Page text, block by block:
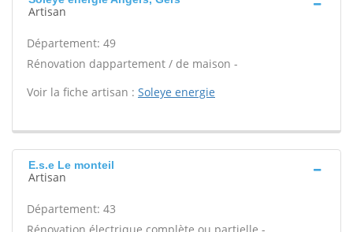
Artisan
Département: 49
Rénovation dappartement / de maison -
Voir la fiche artisan : Soleye energie
E.s.e Le monteil
Artisan
Département: 43